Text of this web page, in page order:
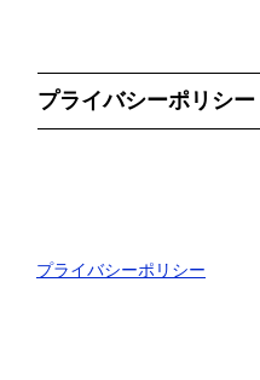
プライバシーポリシー
プライバシーポリシー